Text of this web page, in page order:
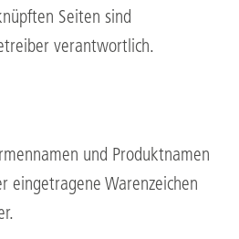
Seiten sind
verantwortlich.
und Produktnamen
eingetragene Warenzeichen